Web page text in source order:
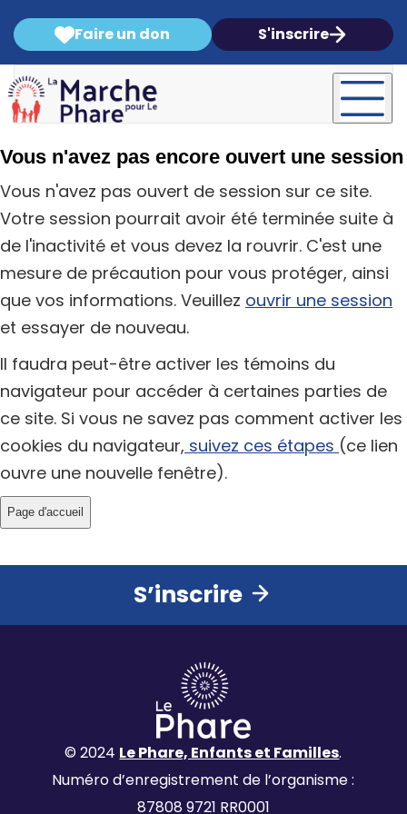
Faire un don S'inscrire
Vous n'avez pas encore ouvert une session
Vous n'avez pas ouvert de session sur ce site.
Votre session pourrait avoir été terminée suite à
de l'inactivité et vous devez la rouvrir. C'est une
mesure de précaution pour vous protéger, ainsi
que vos informations. Veuillez ouvrir une session
et essayer de nouveau.
Il faudra peut-être activer les témoins du
navigateur pour accéder à certaines parties de
ce site. Si vous ne savez pas comment activer les
cookies du navigateur, suivez ces étapes (ce lien
ouvre une nouvelle fenêtre).
S’inscrire
© 2024 Le Phare, Enfants et Familles.
Numéro d’enregistrement de l’organisme :
87808 9721 RR0001